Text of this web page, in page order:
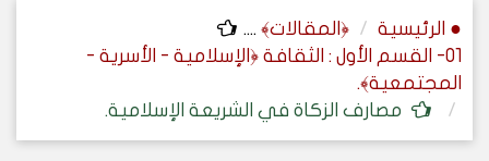
● الرئيسية ﴿المقالات﴾ ....
01- القسم الأول : الثقافة ﴿الإسلامية - الأسرية -
المجتمعية﴾.
مصارف الزكاة في الشريعة الإسلامية.